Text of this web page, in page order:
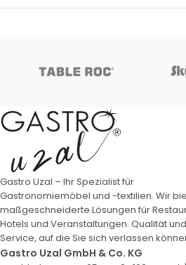
Gastro Uzal – Ihr Spezialist für
Gastronomiemöbel und -textilien. Wir
maßgeschneiderte Lösungen für
Hotels und Veranstaltungen. Qualität und
Service, auf die Sie sich verlassen
Gastro Uzal GmbH & Co. KG